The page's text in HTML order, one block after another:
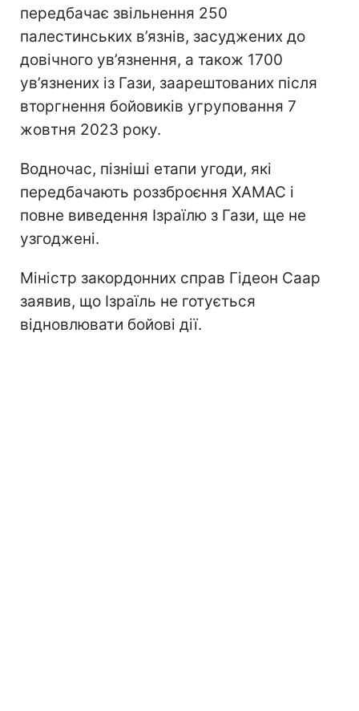
передбачає звільнення 250
палестинських в’язнів, засуджених до
довічного ув’язнення, а також 1700
ув’язнених із Гази, заарештованих після
вторгнення бойовиків угруповання 7
жовтня 2023 року.
Водночас, пізніші етапи угоди, які
передбачають роззброєння ХАМАС і
повне виведення Ізраїлю з Гази, ще не
узгоджені.
Міністр закордонних справ Гідеон Саар
заявив, що Ізраїль не готується
відновлювати бойові дії.